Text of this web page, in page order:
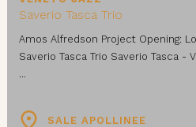
Saverio Tasca Trio
Amos Alfredson Project Opening:
Saverio Tasca Trio Saverio Tasca -
...
SALE APOLLINEE